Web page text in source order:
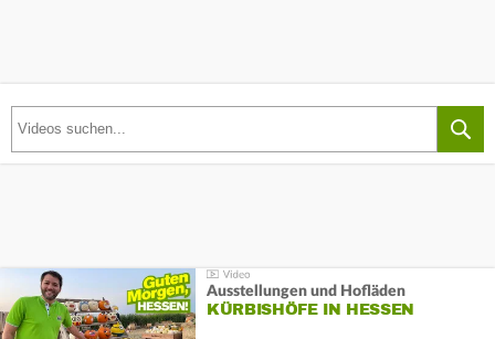
Ausstellungen und Hofläden
KÜRBISHÖFE IN HESSEN